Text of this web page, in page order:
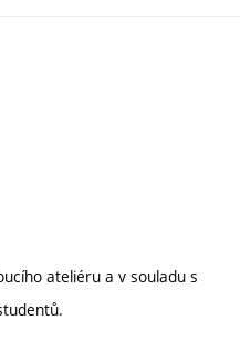
ateliéru a v souladu s